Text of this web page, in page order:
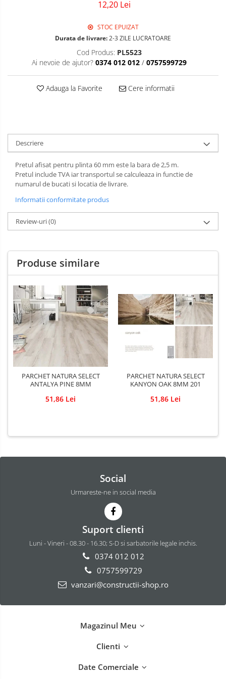
Sigurante Schneider
Tablouri Gewiss
12,20 Lei
STOC EPUIZAT
Durata de livrare:2-3 ZILE LUCRATOARE
Cod Produs: PL5523
Ai nevoie de ajutor? 0374 012 012 / 0757599729
Adauga la Favorite Cere informatii
Descriere
Pretul afisat pentru plinta 60 mm este la bara de 2,5 m.
Pretul include TVA iar transportul se calculeaza in functie de
numarul de bucati si locatia de livrare.
Informatii conformitate produs
Review-uri(0)
Produse similare
PARCHET NATURA SELECT
ANTALYA PINE 8MM
51,86 Lei
PARCHET NATURA SELECT
KANYON OAK 8MM 201
51,86 Lei
Social
Urmareste-ne in social media
Suport clienti
Luni - Vineri - 08.30 - 16.30; S-D si sarbatorile legale inchis.
0374 012 012
0757599729
vanzari@constructii-shop.ro
Magazinul Meu
Clienti
Date Comerciale